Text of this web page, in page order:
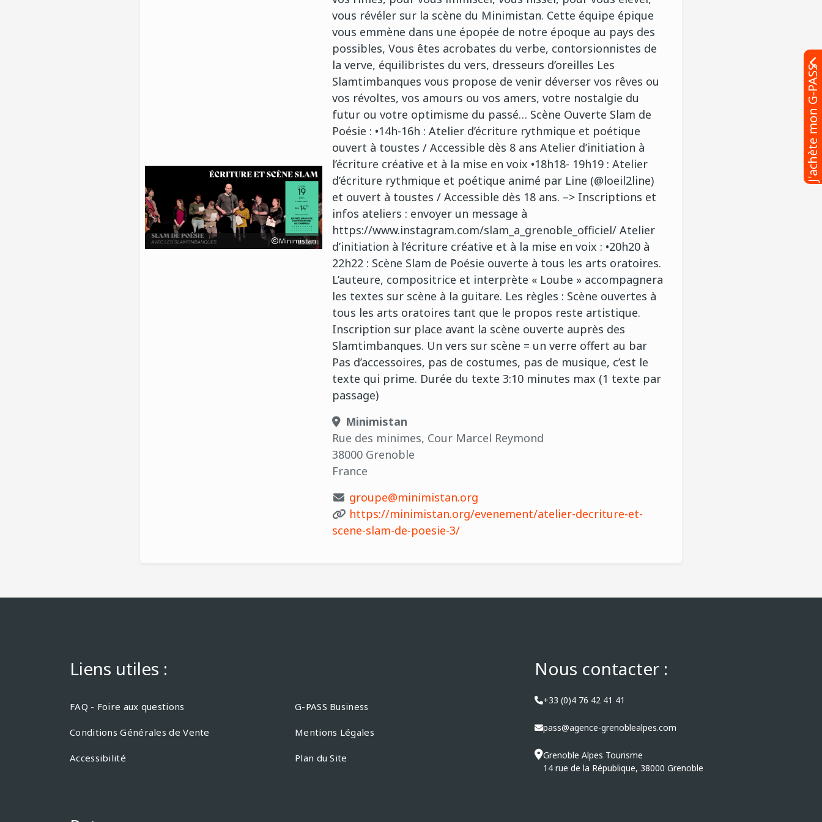
Minimistan
vous révéler sur la scène du Minimistan. Cette équipe épique
vous emmène dans une épopée de notre époque au pays des
possibles, Vous êtes acrobates du verbe, contorsionnistes de
la verve, équilibristes du vers, dresseurs d’oreilles Les
Slamtimbanques vous propose de venir déverser vos rêves ou
vos révoltes, vos amours ou vos amers, votre nostalgie du
futur ou votre optimisme du passé… Scène Ouverte Slam de
Poésie : •14h-16h : Atelier d’écriture rythmique et poétique
ouvert à toustes / Accessible dès 8 ans Atelier d’initiation à
l’écriture créative et à la mise en voix •18h18- 19h19 : Atelier
d’écriture rythmique et poétique animé par Line (@loeil2line)
et ouvert à toustes / Accessible dès 18 ans. –> Inscriptions et
infos ateliers : envoyer un message à
https://www.instagram.com/slam_a_grenoble_officiel/ Atelier
d’initiation à l’écriture créative et à la mise en voix : •20h20 à
22h22 : Scène Slam de Poésie ouverte à tous les arts oratoires.
L’auteure, compositrice et interprète « Loube » accompagnera
les textes sur scène à la guitare. Les règles : Scène ouvertes à
tous les arts oratoires tant que le propos reste artistique.
Inscription sur place avant la scène ouverte auprès des
Slamtimbanques. Un vers sur scène = un verre offert au bar
Pas d’accessoires, pas de costumes, pas de musique, c’est le
texte qui prime. Durée du texte 3:10 minutes max (1 texte par
passage)
Minimistan
Rue des minimes, Cour Marcel Reymond
38000 Grenoble
France
groupe@minimistan.org
https://minimistan.org/evenement/atelier-decriture-et-
scene-slam-de-poesie-3/
Liens utiles :
FAQ - Foire aux questions G-PASS Business
Conditions Générales de Vente Mentions Légales
Accessibilité Plan du Site
Nous contacter :
+33 (0)4 76 42 41 41
pass@agence-grenoblealpes.com
Grenoble Alpes Tourisme
14 rue de la République, 38000 Grenoble
J'achète mon G-PASS